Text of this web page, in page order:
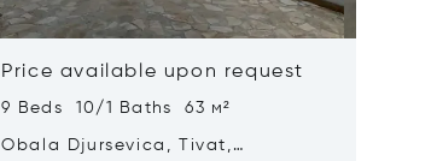
Price available upon request
9 Beds 10/1 Baths 63 м²
Obala Djursevica, Tivat,